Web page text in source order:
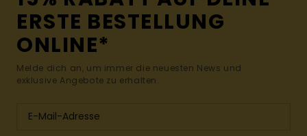
ERSTE BESTELLUNG
ONLINE*
Melde dich an, um immer die neuesten News und
exklusive Angebote zu erhalten.